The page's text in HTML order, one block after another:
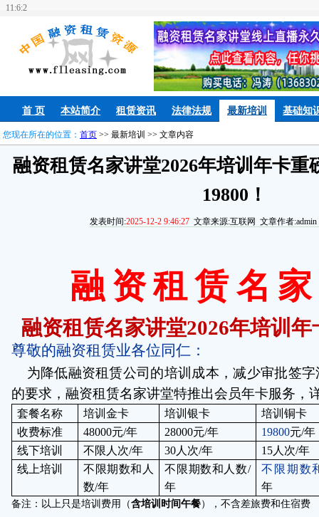
11:6:3
首 页 本站简介 租赁资讯 法律法规 最新培训 基础知
您现在所在的位置： 首页 >> 最新培训 >> 文章内容
融资租赁名家讲堂2026年培训年卡重
19800！
发表时间:2025-12-2 9:46:27 文章来源:互联网 文章作者
融 资 租 赁 名
融资租赁名家讲堂2026年培训年
尊敬的融资租赁业各位同仁：
为降低融资租赁公司的培训成本，减少审批签
的要求，融资租赁名家讲堂特推出会员年卡服务，
套餐名称 培训金卡 培训银卡
培训铜卡
收费标准
48000元/年 28000元/年 19800元/年
线下培训
不限人次/年 30人次/年 15人次/年
线上培训
不限期数和人
数/年
不限期数和人数/
年
不限期数
年
备注：以上只是培训费用（含培训时间午餐），不含差旅费和住宿费